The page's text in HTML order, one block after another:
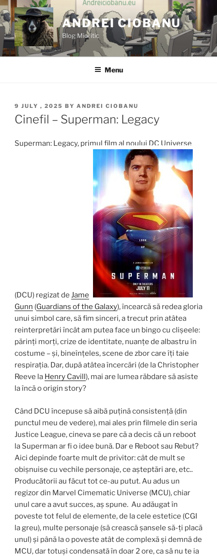
Skip
to
content
ANDREI CIOBANU
Blog Mioritic
Menu
POSTED
ON
9 JULY , 2025 BY ANDREI CIOBANU
Cinefil – Superman: Legacy
Superman: Legacy, primul film al noului DC Universe
(DCU) regizat de James
Gunn (Guardians of the Galaxy), încearcă să redea gloria
unui simbol care, să fim sinceri, a trecut prin atâtea
reinterpretări încât am putea face un bingo cu clișeele:
părinți morți, crize de identitate, nuanțe de albastru în
costume – și, bineînțeles, scene de zbor care îți taie
respirația. Dar, după atâtea încercări (de la Christopher
Reeve la Henry Cavill), mai are lumea răbdare să asiste
la încă o origin story?
Când DCU începuse să aibă puțină consistență (din
punctul meu de vedere), mai ales prin filmele din seria
Justice League, cineva se pare că a decis că un reboot
la Superman ar fi o idee bună. Dar e Reboot sau Rebut?
Aici depinde foarte mult de privitor: cât de mult se
obișnuise cu vechile personaje, ce așteptări are, etc..
Producătorii au făcut tot ce-au putut. Au adus un
regizor din Marvel Cimematic Universe (MCU), chiar
unul care a avut succes, aș spune. Au adăugat în
poveste tot felul de elemente, de la cele estetice (CGI
la greu), multe personaje (să crească șansele să-ți placă
unul) și până la o poveste atât de complexă și demnă de
MCU, dar totuși condensată în doar 2 ore, ca să nu te ia